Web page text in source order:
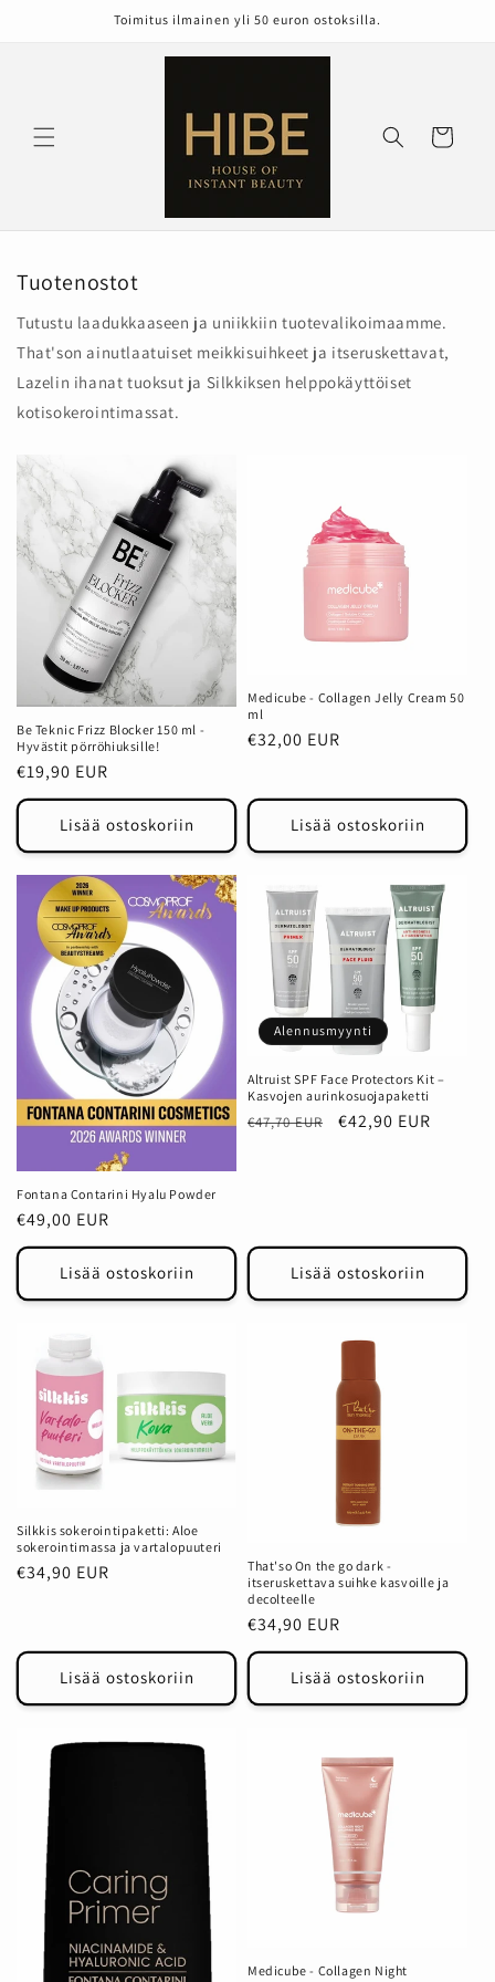
Toimitus ilmainen yli 50 euron ostoksilla.
Ostoskori
Tuotenostot
Tutustu laadukkaaseen ja uniikkiin tuotevalikoimaamme.
That'son ainutlaatuiset meikkisuihkeet ja itseruskettavat,
Lazelin ihanat tuoksut ja Silkkiksen helppokäyttöiset
kotisokerointimassat.
Be Teknic Frizz Blocker 150 ml -
Hyvästit pörröhiuksille!
Normaalihinta
€19,90 EUR
Lisää ostoskoriin
Medicube - Collagen Jelly Cream 50
ml
Normaalihinta
€32,00 EUR
Lisää ostoskoriin
Fontana Contarini Hyalu Powder
Normaalihinta
€49,00 EUR
Lisää ostoskoriin
Alennusmyynti
Altruist SPF Face Protectors Kit –
Kasvojen aurinkosuojapaketti
Normaalihinta
€47,70 EUR Alennushinta
€42,90 EUR
Lisää ostoskoriin
Silkkis sokerointipaketti: Aloe
sokerointimassa ja vartalopuuteri
Normaalihinta
€34,90 EUR
Lisää ostoskoriin
That'so On the go dark -
itseruskettava suihke kasvoille ja
decolteelle
Normaalihinta
€34,90 EUR
Lisää ostoskoriin
Medicube - Collagen Night